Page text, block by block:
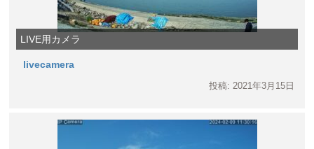
LIVE用カメラ
livecamera
投稿: 2021年3月15日